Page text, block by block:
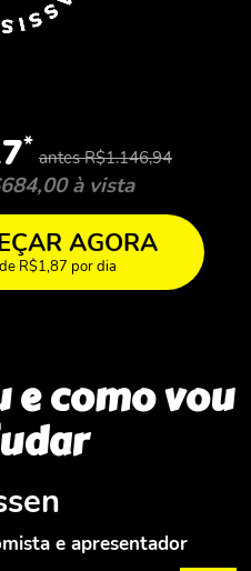
* antes R$1.146,94
à vista
AGORA
R$1,87 por dia
e como vou
e apresentador